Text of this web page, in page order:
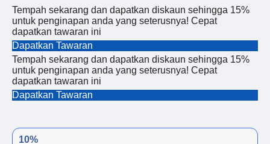
Tempah sekarang dan dapatkan diskaun sehingga 15%
untuk penginapan anda yang seterusnya! Cepat
dapatkan tawaran ini
Dapatkan Tawaran
Tempah sekarang dan dapatkan diskaun sehingga 15%
untuk penginapan anda yang seterusnya! Cepat
dapatkan tawaran ini
Dapatkan Tawaran
10%